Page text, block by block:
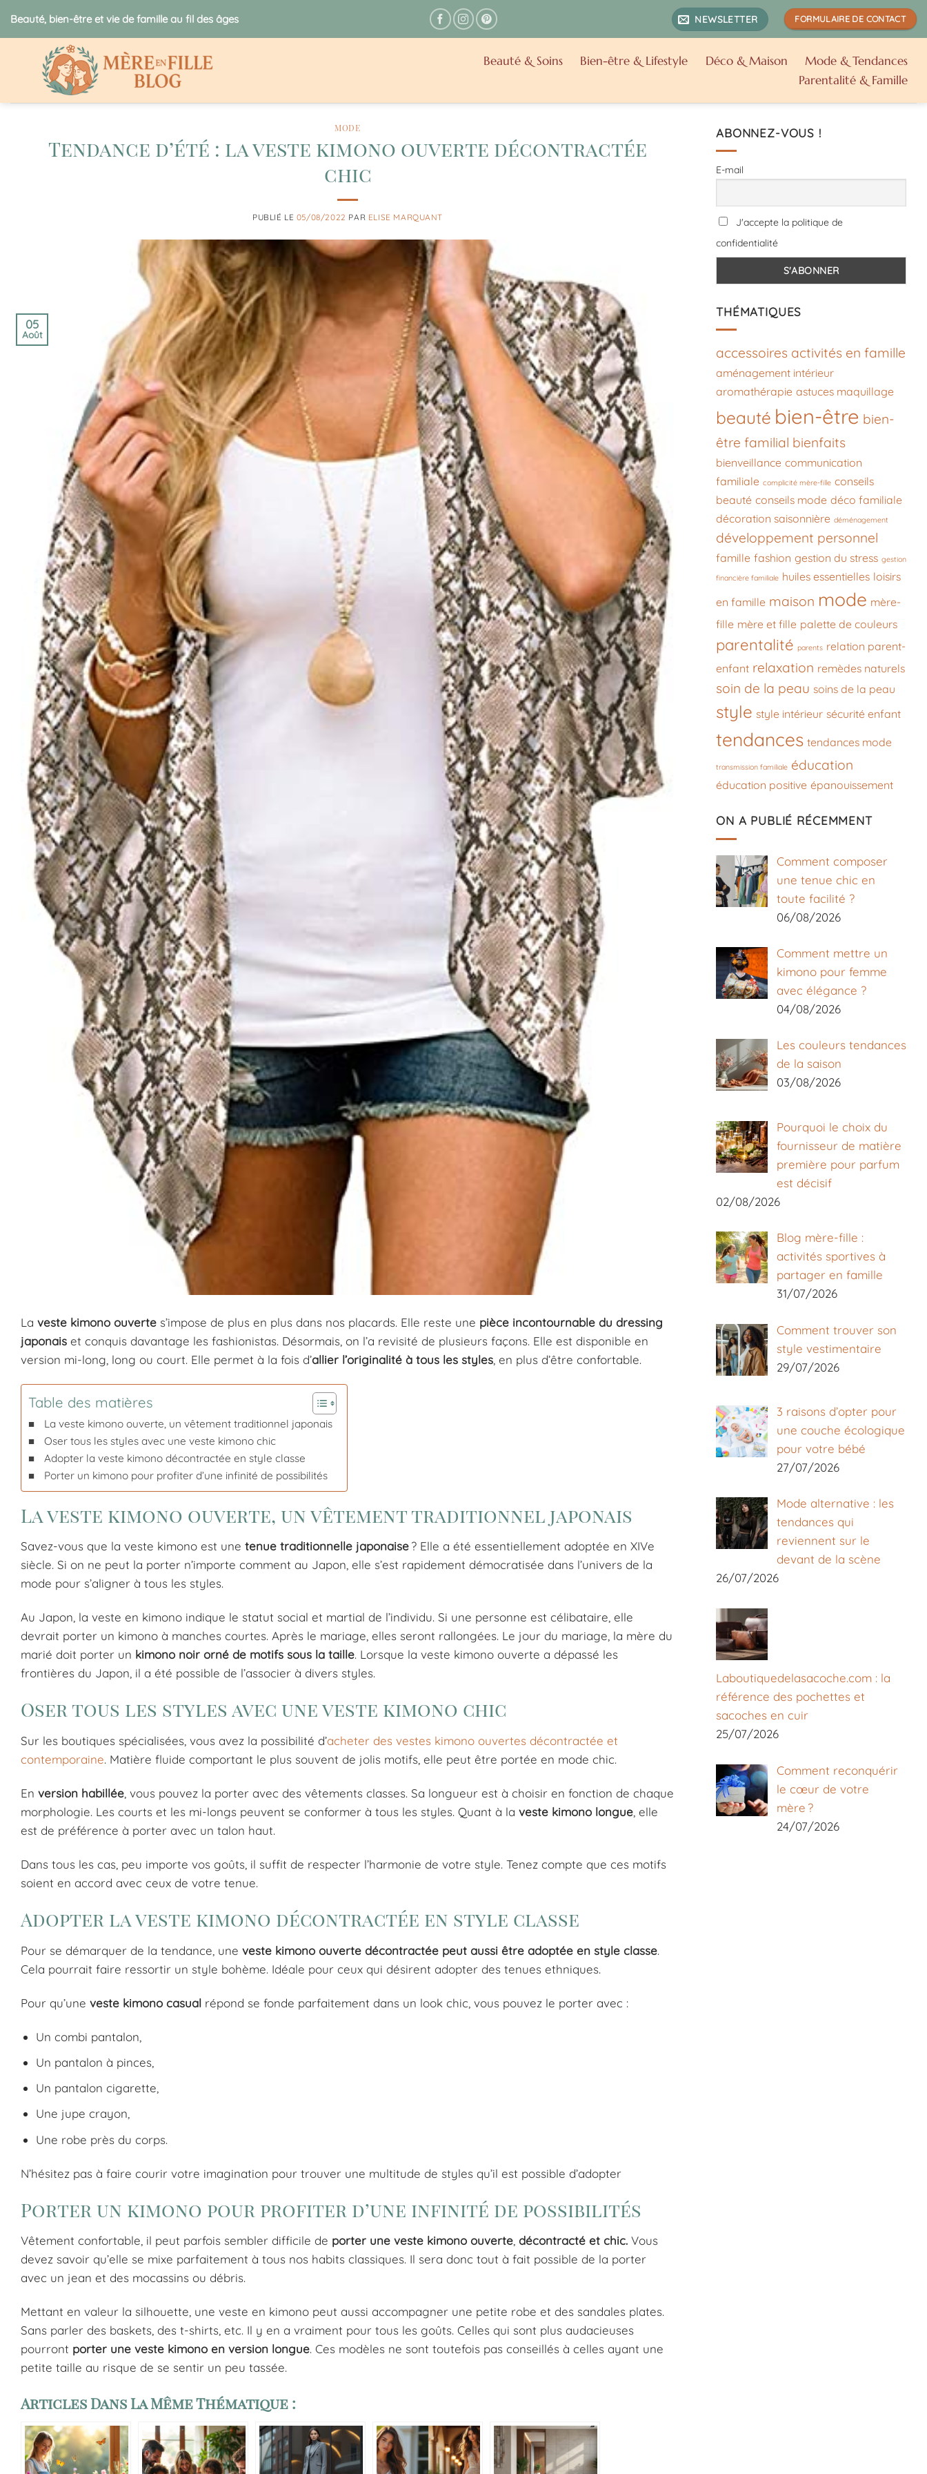
au
Beauté, bien-être et vie de famille au fil des âges NEWSLETTER FORMULAIRE DE CONTACT
Beauté & Soins Bien-être & Lifestyle Déco & Maison
Mode & Tendances
Parentalité & Famille
MODE
Tendance d’été : la veste kimono ouverte décontractée
chic
PUBLIÉ LE 05/08/2022 PAR ELISE MARQUANT
05
Août
La veste kimono ouverte s’impose de plus en plus dans nos placards. Elle reste une pièce incontournable du dressing
japonais et conquis davantage les fashionistas. Désormais, on l’a revisité de plusieurs façons. Elle est disponible en
version mi-long, long ou court. Elle permet à la fois d’allier l’originalité à tous les styles , en plus d’être confortable.
Table des matières
La veste kimono ouverte, un vêtement traditionnel japonais
Oser tous les styles avec une veste kimono chic
Adopter la veste kimono décontractée en style classe
Porter un kimono pour profiter d’une infinité de possibilités
La veste kimono ouverte, un vêtement traditionnel japonais
Savez-vous que la veste kimono est une tenue traditionnelle japonaise? Elle a été essentiellement adoptée en XIVe
siècle. Si on ne peut la porter n’importe comment au Japon, elle s’est rapidement démocratisée dans l’univers de la
mode pour s’aligner à tous les styles.
Au Japon, la veste en kimono indique le statut social et martial de l’individu. Si une personne est célibataire, elle
devrait porter un kimono à manches courtes. Après le mariage, elles seront rallongées. Le jour du mariage, la mère du
marié doit porter un kimono noir orné de motifs sous la taille. Lorsque la veste kimono ouverte a dépassé les
frontières du Japon, il a été possible de l’associer à divers styles.
Oser tous les styles avec une veste kimono chic
Sur les boutiques spécialisées, vous avez la possibilité d’acheter des vestes kimono ouvertes décontractée et
contemporaine. Matière fluide comportant le plus souvent de jolis motifs, elle peut être portée en mode chic.
En version habillée , vous pouvez la porter avec des vêtements classes. Sa longueur est à choisir en fonction de chaque
morphologie. Les courts et les mi-longs peuvent se conformer à tous les styles. Quant à la veste kimono longue , elle
est de préférence à porter avec un talon haut.
Dans tous les cas, peu importe vos goûts, il suffit de respecter l’harmonie de votre style. Tenez compte que ces motifs
soient en accord avec ceux de votre tenue.
Adopter la veste kimono décontractée en style classe
Pour se démarquer de la tendance, une veste kimono ouverte décontractée peut aussi être adoptée en style classe.
Cela pourrait faire ressortir un style bohème. Idéale pour ceux qui désirent adopter des tenues ethniques.
Pour qu’une veste kimono casual répond se fonde parfaitement dans un look chic, vous pouvez le porter avec :
Un combi pantalon,
Un pantalon à pinces,
Un pantalon cigarette,
Une jupe crayon,
Une robe près du corps.
N’hésitez pas à faire courir votre imagination pour trouver une multitude de styles qu’il est possible d’adopter
Porter un kimono pour profiter d’une infinité de possibilités
Vêtement confortable, il peut parfois sembler difficile de porter une veste kimono ouverte décontracté et chic. Vous
devez savoir qu’elle se mixe parfaitement à tous nos habits classiques. Il sera donc tout à fait possible de la porter
avec un jean et des mocassins ou débris.
Mettant en valeur la silhouette, une veste en kimono peut aussi accompagner une petite robe et des sandales plates.
Sans parler des baskets, des t-shirts, etc. Il y en a vraiment pour tous les goûts. Celles qui sont plus audacieuses
pourront porter une veste kimono en version longue. Ces modèles ne sont toutefois pas conseillés à celles ayant une
petite taille au risque de se sentir un peu tassée.
Articles Dans La Même Thématique :
ABONNEZ-VOUS !
E-mail
J'accepte la politique de
confidentialité
THÉMATIQUES
accessoires activités en famille
aménagement intérieur
aromathérapie astuces maquillage
beauté bien-être bien-
être familial bienfaits
bienveillance communication
familiale complicité mère-fille conseils
beauté conseils mode déco familiale
décoration saisonnière déménagement
développement personnel
famille fashion gestion du stress gestion
financière familiale huiles essentielles loisirs
en famille maison mode mère-
fille mère et fille palette de couleurs
parentalité parents relation parent-
enfant relaxation remèdes naturels
soin de la peau soins de la peau
style style intérieur sécurité enfant
tendances tendances mode
transmission familiale éducation
éducation positive épanouissement
ON A PUBLIÉ RÉCEMMENT
Comment composer
une tenue chic en
toute facilité ?
06/08/2026
Comment mettre un
kimono pour femme
avec élégance ?
04/08/2026
Les couleurs tendances
de la saison
03/08/2026
Pourquoi le choix du
fournisseur de matière
première pour parfum
est décisif
02/08/2026
Blog mère-fille :
activités sportives à
partager en famille
31/07/2026
Comment trouver son
style vestimentaire
29/07/2026
3 raisons d’opter pour
une couche écologique
pour votre bébé
27/07/2026
Mode alternative : les
tendances qui
reviennent sur le
devant de la scène
26/07/2026
Laboutiquedelasacoche.com : la
référence des pochettes et
sacoches en cuir
25/07/2026
Comment reconquérir
le cœur de votre
mère ?
24/07/2026